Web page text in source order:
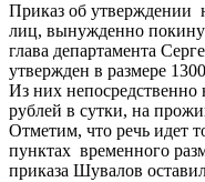
Приказ об утверждении
лиц, вынужденно
глава департамента
утвержден в размере
Из них непосредственно
рублей в сутки, на
Отметим, что речь идет
пунктах временного
приказа Шувалов